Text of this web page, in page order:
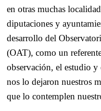
en otras muchas
diputaciones y
desarrollo del
(OAT), como un
observación, el estudio
nos lo dejaron nuestros
que lo contemplen